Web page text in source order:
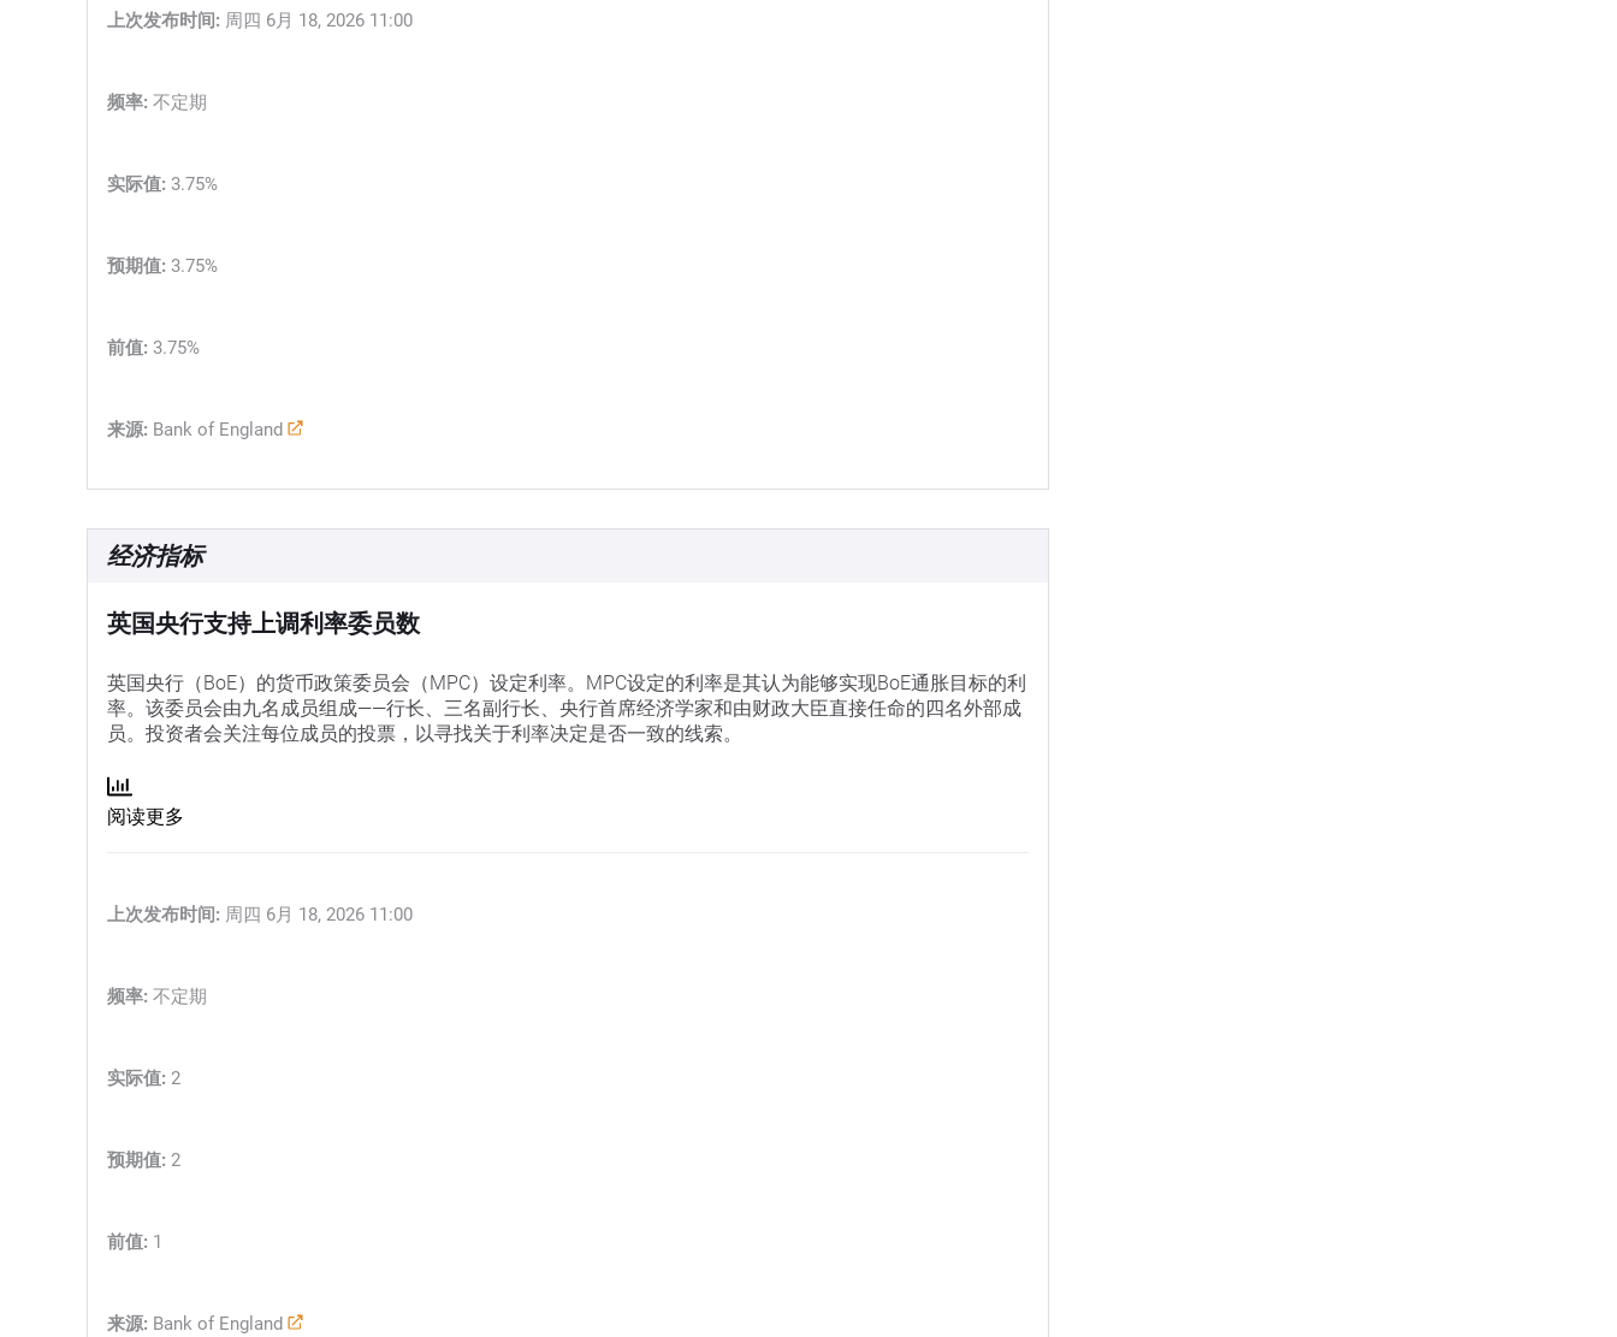
上次发布时间: 周四 6月 18, 2026 11:00
频率: 不定期
实际值: 3.75%
预期值: 3.75%
前值: 3.75%
来源: Bank of England
经济指标
英国央行支持上调利率委员数
英国央行（BoE）的货币政策委员会（MPC）设定利率。MPC设定的利率是其认为能够实现BoE通胀目标的利
率。该委员会由九名成员组成——行长、三名副行长、央行首席经济学家和由财政大臣直接任命的四名外部成
员。投资者会关注每位成员的投票，以寻找关于利率决定是否一致的线索。
阅读更多
上次发布时间: 周四 6月 18, 2026 11:00
频率: 不定期
实际值: 2
预期值: 2
前值: 1
来源: Bank of England